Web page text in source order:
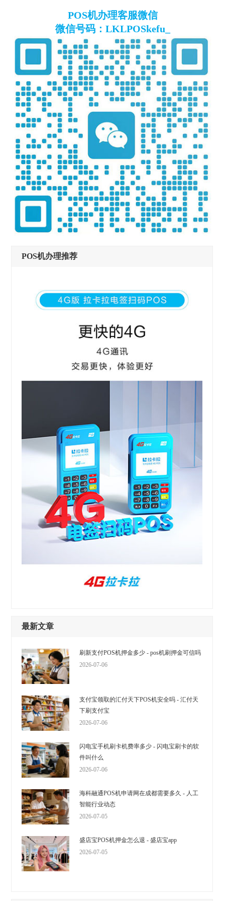
POS机办理客服微信
微信号码：LKLPOSkefu_
POS机办理推荐
最新文章
刷新支付POS机押金多少 - pos机刷押金可信吗
2026-07-06
支付宝领取的汇付天下POS机安全吗 - 汇付天
下刷支付宝
2026-07-06
闪电宝手机刷卡机费率多少 - 闪电宝刷卡的软
件叫什么
2026-07-06
海科融通POS机申请网在成都需要多久 - 人工
智能行业动态
2026-07-05
盛店宝POS机押金怎么退 - 盛店宝app
2026-07-05